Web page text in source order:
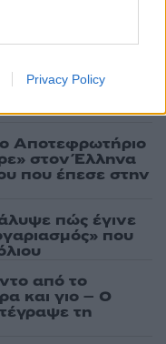
Privacy Policy
Αποτεφρωτήριο
στον Έλληνα
που έπεσε στην
πώς έγινε
που
από το
και γιο – Ο
τη